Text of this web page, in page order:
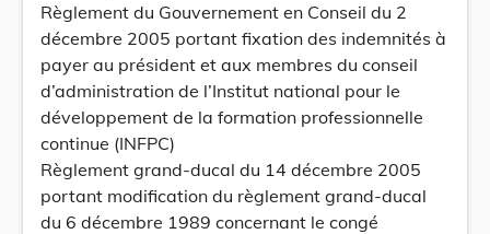
Règlement du Gouvernement en Conseil du 2
décembre 2005 portant fixation des indemnités à
payer au président et aux membres du conseil
d’administration de l’Institut national pour le
développement de la formation professionnelle
continue (INFPC)
Règlement grand-ducal du 14 décembre 2005
portant modification du règlement grand-ducal
du 6 décembre 1989 concernant le congé